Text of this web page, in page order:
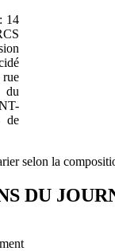
14
rue
du
de
selon la
DU